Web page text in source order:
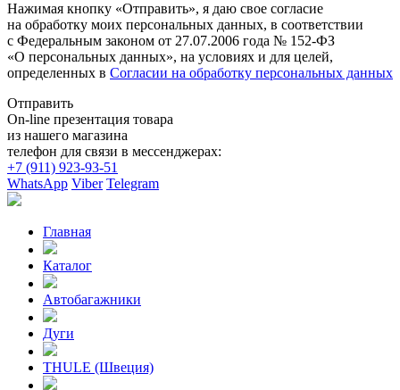
Нажимая кнопку «Отправить», я даю свое согласие
на обработку моих персональных данных, в соответствии
с Федеральным законом от 27.07.2006 года № 152-ФЗ
«О персональных данных», на условиях и для целей,
определенных в Согласии на обработку персональных данных
Отправить
On-line презентация товара
из нашего магазина
телефон для связи в мессенджерах:
+7 (911) 923-93-51
WhatsApp Viber Telegram
Главная
Каталог
Автобагажники
Дуги
THULE (Швеция)